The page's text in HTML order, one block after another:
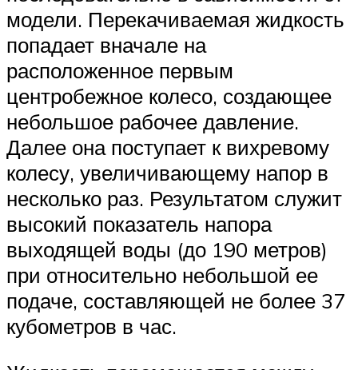
модели. Перекачиваемая жидкость
попадает вначале на
расположенное первым
центробежное колесо, создающее
небольшое рабочее давление.
Далее она поступает к вихревому
колесу, увеличивающему напор в
несколько раз. Результатом служит
высокий показатель напора
выходящей воды (до 190 метров)
при относительно небольшой ее
подаче, составляющей не более 37
кубометров в час.